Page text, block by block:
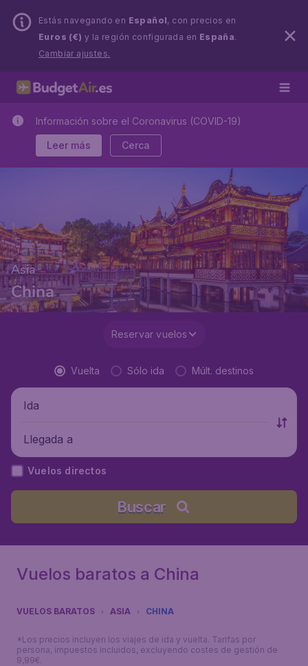
Estás navegando en Español, con precios en
Euros (€) y la región configurada en España.
Cambiar ajustes.
Información sobre el Coronavirus (COVID-19)
Leer más Cerca
Asia
China
Reservar vuelos
Vuelta Sólo ida Múlt. destinos
Ida
Llegada a
Vuelos directos
Buscar
Vuelos baratos a China
VUELOS BARATOS ASIA CHINA
*Los precios incluyen los viajes de ida y vuelta. Tarifas por
persona, impuestos incluidos, excluyendo costes de gestión de
9,99€.